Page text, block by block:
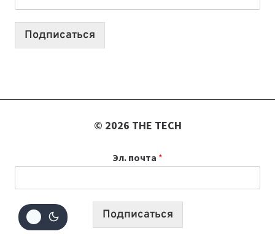
2026:
10
Подписаться
© 2026 THE TECH
Эл. почта *
Подписаться